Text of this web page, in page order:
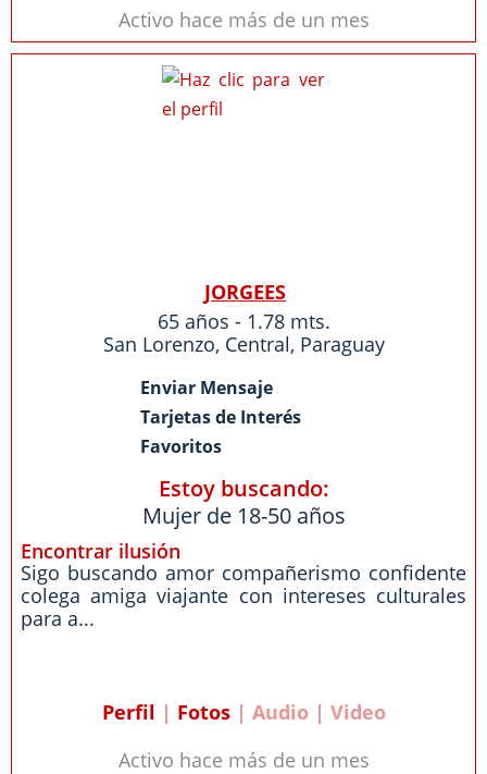
Activo hace más de un mes
JORGEES
65 años - 1.78 mts.
San Lorenzo, Central, Paraguay
Enviar Mensaje
Tarjetas de Interés
Favoritos
Estoy buscando:
Mujer de 18-50 años
Encontrar ilusión
Sigo buscando amor compañerismo confidente
colega amiga viajante con intereses culturales
para a...
Perfil | Fotos| Audio | Video
Activo hace más de un mes